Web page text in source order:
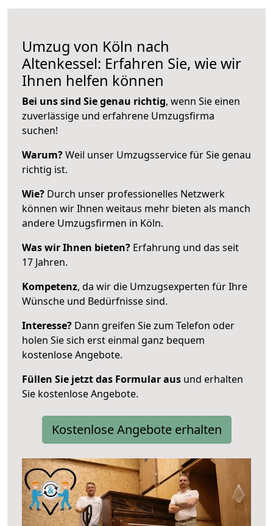
Umzug von Köln nach
Altenkessel: Erfahren Sie, wie wir
Ihnen helfen können
Bei uns sind Sie genau richtig, wenn Sie einen
zuverlässige und erfahrene Umzugsfirma
suchen!
Warum?Weil unser Umzugsservice für Sie genau
richtig ist.
Wie? Durch unser professionelles Netzwerk
können wir Ihnen weitaus mehr bieten als manch
andere Umzugsfirmen in Köln.
Was wir Ihnen bieten? Erfahrung und das seit
17 Jahren.
Kompetenz, da wir die Umzugsexperten für Ihre
Wünsche und Bedürfnisse sind.
Interesse? Dann greifen Sie zum Telefon oder
holen Sie sich erst einmal ganz bequem
kostenlose Angebote.
Füllen Sie jetzt das Formular aus und erhalten
Sie kostenlose Angebote.
Kostenlose Angebote erhalten